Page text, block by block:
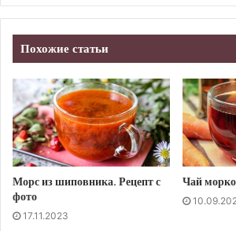
Похожие статьи
Морс из шиповника. Рецепт с
фото
17.11.2023
Чай